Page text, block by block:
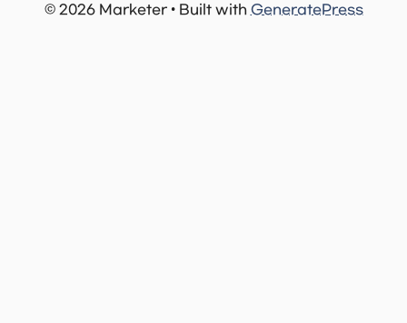
© 2026 Marketer • Built with GeneratePress